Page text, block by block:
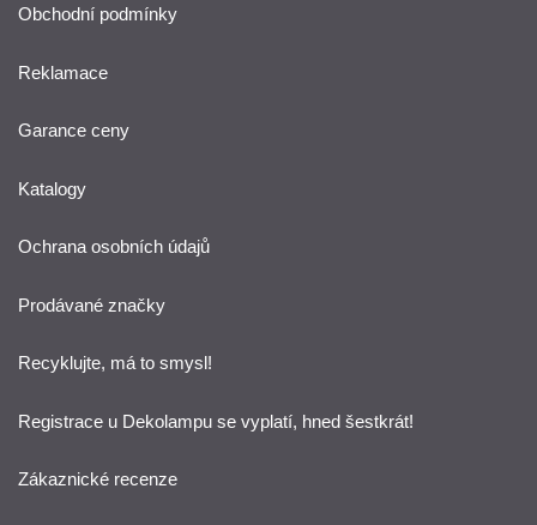
Obchodní podmínky
Reklamace
Garance ceny
Katalogy
Ochrana osobních údajů
Prodávané značky
Recyklujte, má to smysl!
Registrace u Dekolampu se vyplatí, hned šestkrát!
Zákaznické recenze